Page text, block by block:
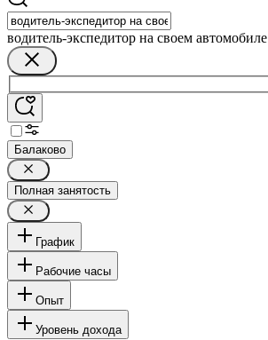
водитель-экспедитор на своем автомобиле
Балаково
Полная занятость
График
Рабочие часы
Опыт
Уровень дохода